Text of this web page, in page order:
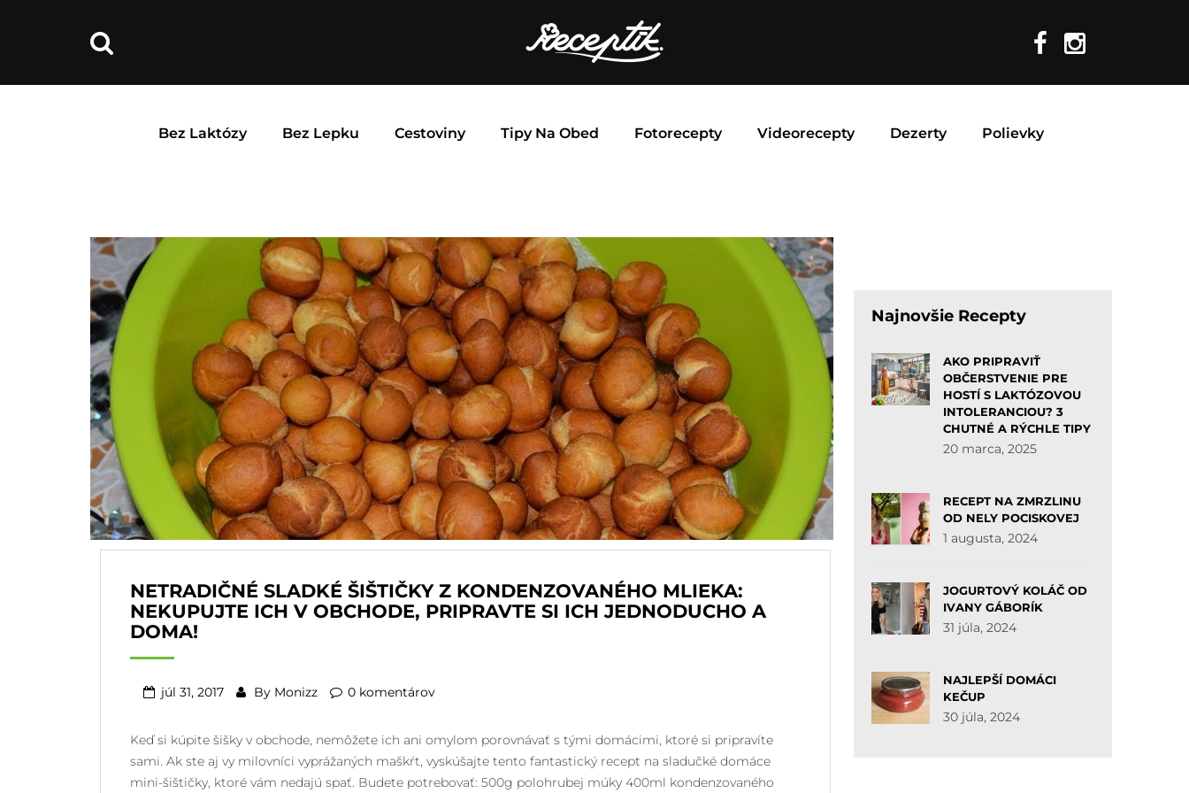
Bez Laktózy Bez Lepku Cestoviny Tipy Na Obed Fotorecepty Videorecepty Dezerty Polievky
NETRADIČNÉ SLADKÉ ŠIŠTIČKY Z KONDENZOVANÉHO MLIEKA:
NEKUPUJTE ICH V OBCHODE, PRIPRAVTE SI ICH JEDNODUCHO A
DOMA!
júl 31, 2017 By Monizz 0 komentárov
Keď si kúpite šišky v obchode, nemôžete ich ani omylom porovnávať s tými domácimi, ktoré si pripravíte
sami. Ak ste aj vy milovníci vyprážaných maškŕt, vyskúšajte tento fantastický recept na sladučké domáce
mini-šištičky, ktoré vám nedajú spať. Budete potrebovať: 500g polohrubej múky 400ml kondenzovaného
Najnovšie Recepty
AKO PRIPRAVIŤ
OBČERSTVENIE PRE
HOSTÍ S LAKTÓZOVOU
INTOLERANCIOU? 3
CHUTNÉ A RÝCHLE TIPY
20 marca, 2025
RECEPT NA ZMRZLINU
OD NELY POCISKOVEJ
1 augusta, 2024
JOGURTOVÝ KOLÁČ OD
IVANY GÁBORÍK
31 júla, 2024
NAJLEPŠÍ DOMÁCI
KEČUP
30 júla, 2024